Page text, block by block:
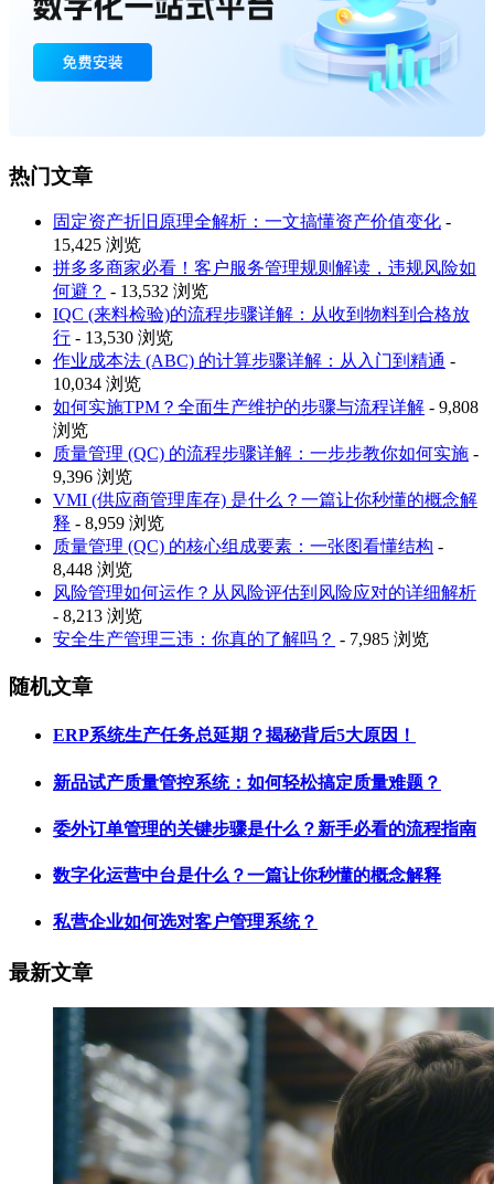
热门文章
固定资产折旧原理全解析：一文搞懂资产价值变化 -
15,425 浏览
拼多多商家必看！客户服务管理规则解读，违规风险如
何避？ - 13,532 浏览
IQC (来料检验)的流程步骤详解：从收到物料到合格放
行 - 13,530 浏览
作业成本法 (ABC) 的计算步骤详解：从入门到精通 -
10,034 浏览
如何实施TPM？全面生产维护的步骤与流程详解 - 9,808
浏览
质量管理 (QC) 的流程步骤详解：一步步教你如何实施 -
9,396 浏览
VMI (供应商管理库存) 是什么？一篇让你秒懂的概念解
释 - 8,959 浏览
质量管理 (QC) 的核心组成要素：一张图看懂结构 -
8,448 浏览
风险管理如何运作？从风险评估到风险应对的详细解析
- 8,213 浏览
安全生产管理三违：你真的了解吗？ - 7,985 浏览
随机文章
ERP系统生产任务总延期？揭秘背后5大原因！
新品试产质量管控系统：如何轻松搞定质量难题？
委外订单管理的关键步骤是什么？新手必看的流程指南
数字化运营中台是什么？一篇让你秒懂的概念解释
私营企业如何选对客户管理系统？
最新文章